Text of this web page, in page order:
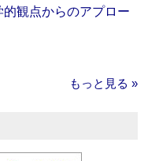
観点からのアプロー
もっと見る »